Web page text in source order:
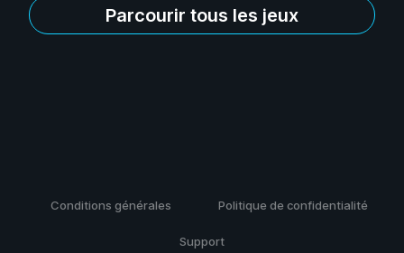
Parcourir tous les jeux
Conditions générales Politique de confidentialité
Support